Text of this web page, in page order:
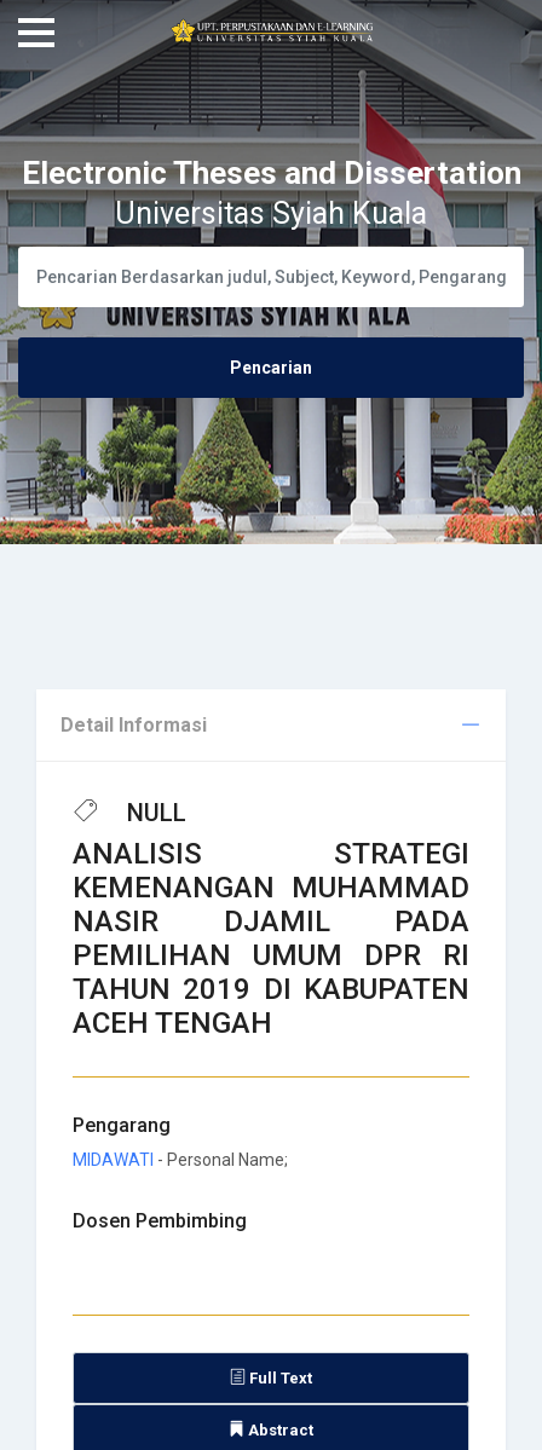
Electronic Theses and Dissertation
Universitas Syiah Kuala
Detail Informasi
NULL
ANALISIS STRATEGI
KEMENANGAN MUHAMMAD
NASIR DJAMIL PADA
PEMILIHAN UMUM DPR RI
TAHUN 2019 DI KABUPATEN
ACEH TENGAH
Pengarang
MIDAWATI - Personal Name;
Dosen Pembimbing
Full Text
Abstract